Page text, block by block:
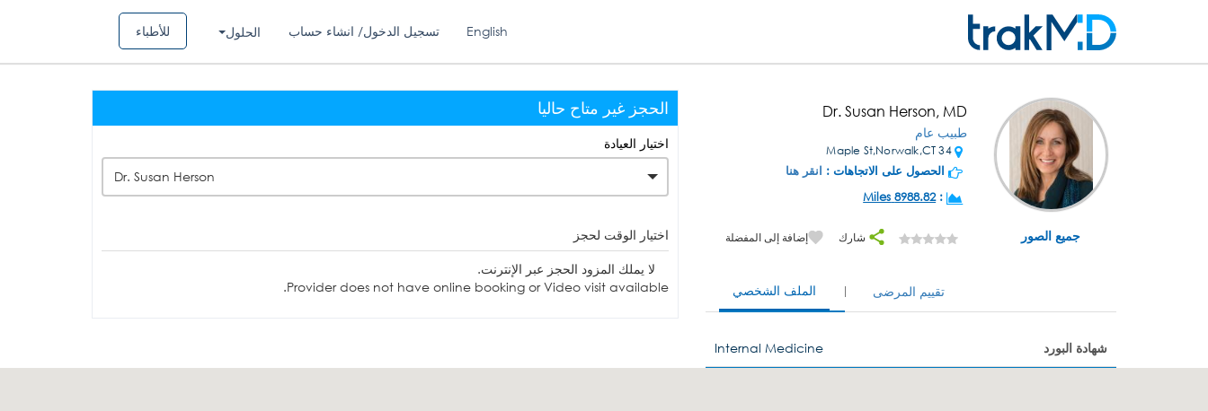
للأطباء الحلول تسجيل الدخول/ انشاء حساب English
جميع الصور
Dr. Susan Herson, MD
طبيب عام
34 Maple St,Norwalk,CT
الحصول على الاتجاهات : انقر هنا
:
8988.82 Miles
شارك إضافة إلى المفضلة
الملف الشخصي تقييم المرضى
شهادة البورد Internal Medicine
الحجز غير متاح حاليا
اختيار العيادة
Dr. Susan Herson
اختيار الوقت لحجز
لا يملك المزود الحجز عبر الإنترنت.
Provider does not have online booking or Video visit available.